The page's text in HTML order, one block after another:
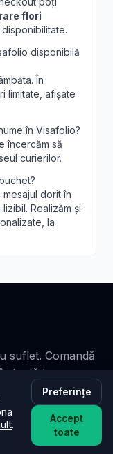
flori
disponibilă
În
limitate, afișate
în Visafolio?
încercăm să
curierilor.
dorit în
Realizăm și
la
suflet. Comandă
toată țara.
.
Preferințe
Accept
toate